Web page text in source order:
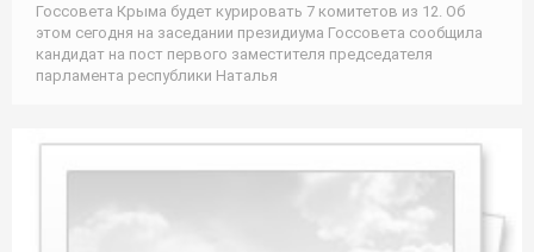
Госсовета Крыма будет курировать 7 комитетов из 12. Об
этом сегодня на заседании президиума Госсовета сообщила
кандидат на пост первого заместителя председателя
парламента республики Наталья